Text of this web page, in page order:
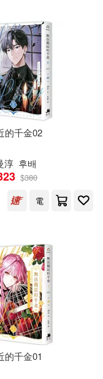
的千金02
淳 후배
$380
電
的千金01